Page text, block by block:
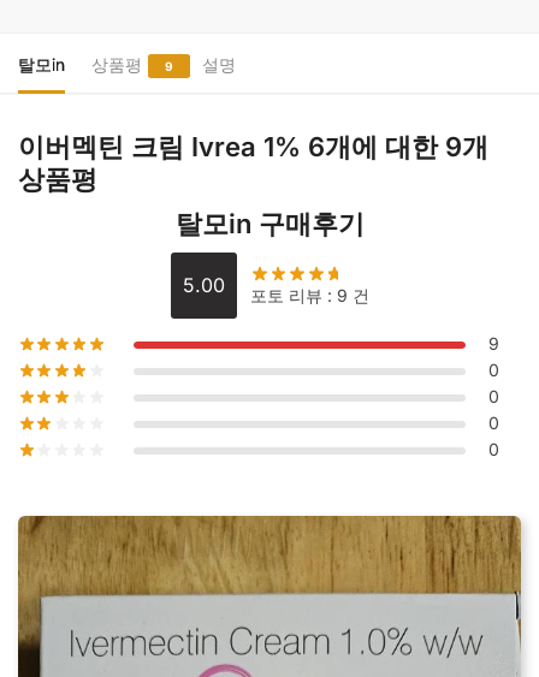
림
Ivrea
6
개
탈모in 상품평 9 설명
이버멕틴 크림 Ivrea 1% 6개에 대한 9개
상품평
탈모in 구매후기
5.00 포토 리뷰 : 9 건
9
0
0
0
0